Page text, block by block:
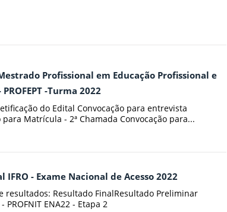
Profissional em Educação Profissional e
-Turma 2022
do Edital Convocação para entrevista
Matrícula - 2ª Chamada Convocação para...
IFRO - Exame Nacional de Acesso 2022
Resultado FinalResultado Preliminar
ENA22 - Etapa 2